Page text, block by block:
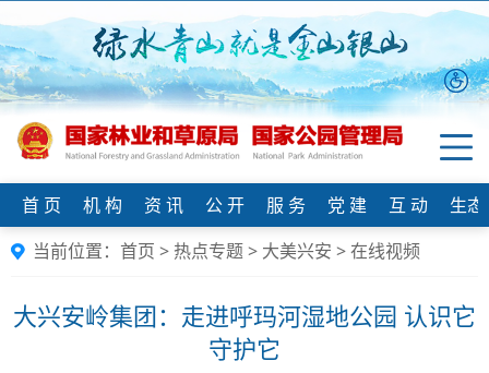
首 页 机 构 资 讯 公 开 服 务 党 建 互 动
生
当前位置： 首页 > 热点专题> 大美兴安 >在线视频
大兴安岭集团：走进呼玛河湿地公园 认识它
守护它